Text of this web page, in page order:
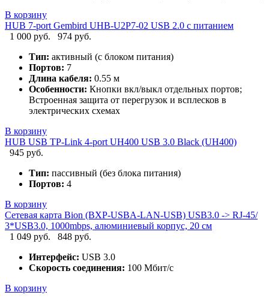
В корзину
HUB 7-port Gembird UHB-U2P7-02 USB 2.0 с питанием
1 000 руб.
974 руб.
Тип: активный (с блоком питания)
Портов: 7
Длина кабеля: 0.55 м
Особенности: Кнопки вкл/выкл отдельных портов;
Встроенная защита от перегрузок и всплесков в
электрических схемах
В корзину
HUB USB TP-Link 4-port UH400 USB 3.0 Black (UH400)
945 руб.
Тип: пассивный (без блока питания)
Портов: 4
В корзину
Сетевая карта Bion (BXP-USBA-LAN-USB) USB3.0 -> RJ-45/
3*USB3.0, 1000mbps, алюминиевый корпус, 20 см
1 049 руб.
848 руб.
Интерфейс: USB 3.0
Скорость соединения: 100 Мбит/с
В корзину